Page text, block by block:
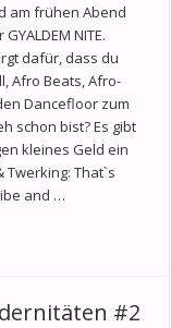
am frühen Abend
NITE.
dafür, dass du
Afro Beats, Afro-
Dancefloor zum
schon bist? Es gibt
kleines Geld ein
Twerking: That`s
and …
#2